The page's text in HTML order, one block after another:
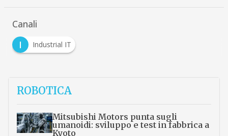
Canali
I
Industrial IT
ROBOTICA
Mitsubishi Motors punta sugli
umanoidi: sviluppo e test in fabbrica a
Kyoto